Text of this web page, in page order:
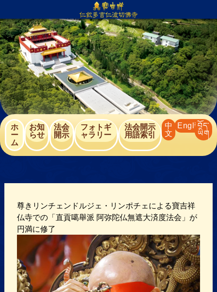
容
を
ス
キ
ッ
プ
ホ
ー
ム
お知
らせ
法会
開⽰
フォトギ
ャラリー
法会開示
用語索引
中
文
English
བོད་
ཡིག
尊きリンチェンドルジェ・リンポチェによる寶吉祥
仏寺での「直貢噶舉派 阿弥陀仏無遮大済度法会」が
円満に修了